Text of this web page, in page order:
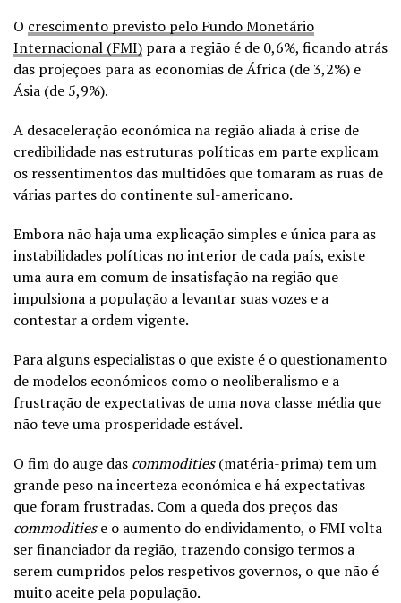
O crescimento previsto pelo Fundo Monetário
Internacional (FMI) para a região é de 0,6%, ficando atrás
das projeções para as economias de África (de 3,2%) e
Ásia (de 5,9%).
A desaceleração económica na região aliada à crise de
credibilidade nas estruturas políticas em parte explicam
os ressentimentos das multidões que tomaram as ruas de
várias partes do continente sul-americano.
Embora não haja uma explicação simples e única para as
instabilidades políticas no interior de cada país, existe
uma aura em comum de insatisfação na região que
impulsiona a população a levantar suas vozes e a
contestar a ordem vigente.
Para alguns especialistas o que existe é o questionamento
de modelos económicos como o neoliberalismo e a
frustração de expectativas de uma nova classe média que
não teve uma prosperidade estável.
O fim do auge das commodities(matéria-prima) tem um
grande peso na incerteza económica e há expectativas
que foram frustradas. Com a queda dos preços das
commoditiese o aumento do endividamento, o FMI volta
ser financiador da região, trazendo consigo termos a
serem cumpridos pelos respetivos governos, o que não é
muito aceite pela população.